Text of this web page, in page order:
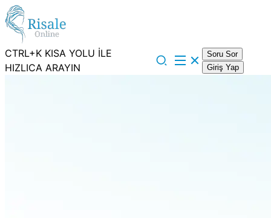
CTRL+K KISA YOLU İLE
HIZLICA ARAYIN
Soru Sor
Giriş Yap